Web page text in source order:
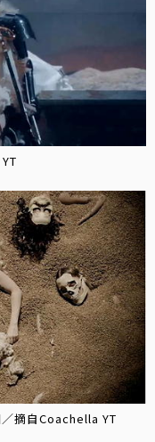
摘自Coachella YT